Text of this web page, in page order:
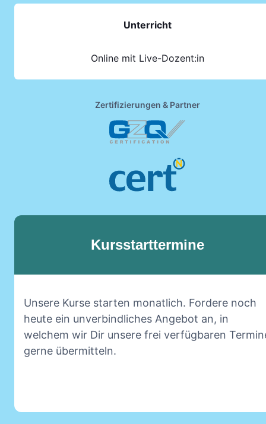
Unterricht
Online mit Live-Dozent:in
Zertifizierungen & Partner
Kursstarttermine
Unsere Kurse starten monatlich. Fordere noch
heute ein unverbindliches Angebot an, in
welchem wir Dir unsere frei verfügbaren
gerne übermitteln.